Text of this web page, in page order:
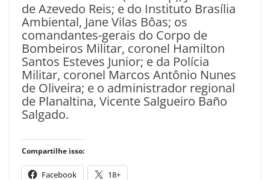
de Azevedo Reis; e do Instituto Brasília
Ambiental, Jane Vilas Bôas; os
comandantes-gerais do Corpo de
Bombeiros Militar, coronel Hamilton
Santos Esteves Junior; e da Polícia
Militar, coronel Marcos Antônio Nunes
de Oliveira; e o administrador regional
de Planaltina, Vicente Salgueiro Baño
Salgado.
Compartilhe isso:
Facebook 18+